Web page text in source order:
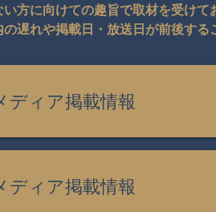
方に向けての趣旨で取材を受けて
遅れや掲載日・放送日が前後する
ディア掲載情報
ディア掲載情報